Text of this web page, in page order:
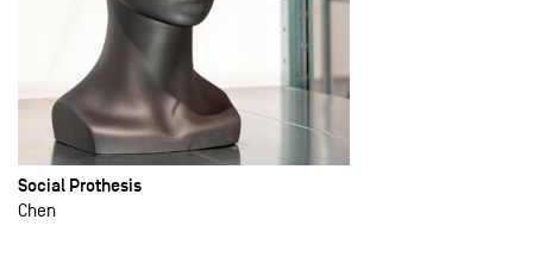
Social Prothesis
Chen